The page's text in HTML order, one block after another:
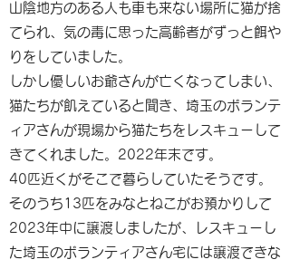
山陰地方のある人も車も来ない場所に猫が捨
てられ、気の毒に思った高齢者がずっと餌や
りをしていました。
しかし優しいお爺さんが亡くなってしまい、
猫たちが飢えていると聞き、埼玉のボランテ
ィアさんが現場から猫たちをレスキューして
きてくれました。2022年末です。
40匹近くがそこで暮らしていたそうです。
そのうち13匹をみなとねこがお預かりして
2023年中に譲渡しましたが、レスキューし
た埼玉のボランティアさん宅には譲渡できな